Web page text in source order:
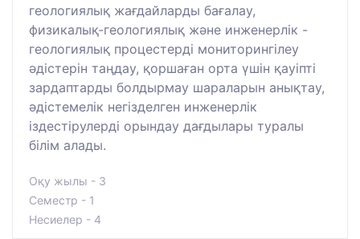
геологиялық жағдайларды бағалау,
физикалық-геологиялық және инженерлік -
геологиялық процестерді мониторингілеу
әдістерін таңдау, қоршаған орта үшін қауіпті
зардаптарды болдырмау шараларын анықтау,
әдістемелік негізделген инженерлік
іздестірулерді орындау дағдылары туралы
білім алады.
Оқу жылы - 3
Семестр - 1
Несиелер - 4